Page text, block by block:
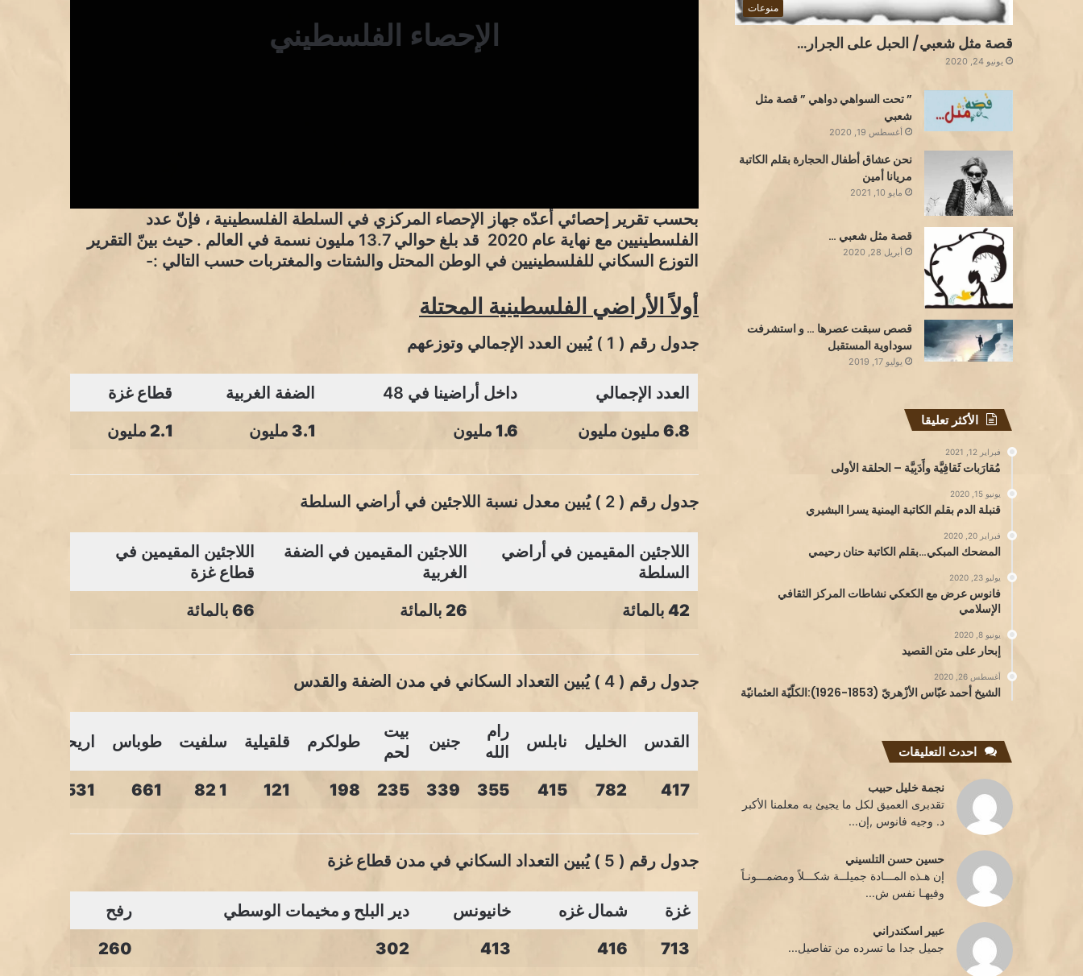
الإحصاء الفلسطيني
بحسب تقرير إحصائي أعدّه جهاز الإحصاء المركزي في السلطة الفلسطينية ، فإنّ عدد
الفلسطينيين مع نهاية عام 2020 قد بلغ حوالي 13.7 مليون نسمة في العالم . حيث بينّ التقرير
التوزع السكاني للفلسطينيين في الوطن المحتل والشتات والمغتربات حسب التالي :-
أولاً الأراضي الفلسطينية المحتلة
جدول رقم ( 1 ) يُبين العدد الإجمالي وتوزعهم
العدد الإجمالي داخل أراضينا في 48 الضفة الغربية
قطاع غزة
6.8 مليون مليون
1.6 مليون 3.1 مليون 2.1 مليون
جدول رقم ( 2 ) يُبين معدل نسبة اللاجئين في أراضي السلطة
اللاجئين المقيمين في أراضي
السلطة
اللاجئين المقيمين في الضفة
الغربية
اللاجئين المقيمين في
قطاع غزة
42 بالمائة
26 بالمائة 66 بالمائة
جدول رقم ( 4 ) يُبين التعداد السكاني في مدن الضفة والقدس
القدس الخليل نابلس
رام
الله
جنين
بيت
لحم
طولكرم قلقيلية سلفيت طوباس اريحا
417
782
415
355
339
235
198
121
1 82
661
531
جدول رقم ( 5 ) يُبين التعداد السكاني في مدن قطاع غزة
غزة شمال غزه خانيونس دير البلح و مخيمات الوسطي
رفح
713
416
413
302
260
منوعات
قصة مثل شعبي/ الحبل على الجرار…
يونيو 24, 2020
” تحت السواهي دواهي ” قصة مثل
شعبي
أغسطس 19, 2020
نحن عشاق أطفال الحجارة بقلم الكاتبة
مريانا أمين
مايو 10, 2021
قصة مثل شعبي …
أبريل 28, 2020
قصص سبقت عصرها … و استشرفت
سوداوية المستقبل
يوليو 17, 2019
الأكثر تعليقا
فبراير 12, 2021
مُقارَبات ثَقافِيَّة وأَدَبِيَّة – الحلقة الأولى
يونيو 15, 2020
قنبلة الدم بقلم الكاتبة اليمنية يسرا البشيري
فبراير 20, 2020
المضحك المبكي…بقلم الكاتبة حنان رحيمي
يوليو 23, 2020
فانوس عرض مع الكعكي نشاطات المركز الثقافي
الإسلامي
يونيو 8, 2020
إبحار على متن القصيد
أغسطس 26, 2020
الشيخ أحمد عبّاس الأزْهريّ (1853-1926):الكلّيّة العثمانيّة
احدث التعليقات
نجمة خليل حبيب
تقدبرى العميق لكل ما يجيئ به معلمنا الأكبر
د. وجيه فانوس ,إن...
حسين حسن التلسيني
إن هـذه المـــادة جميلــة شكـــلاً ومضمـــونـاً
وفيهـا نفس ش...
عبير اسكندراني
جميل جدا ما تسرده من تفاصيل...